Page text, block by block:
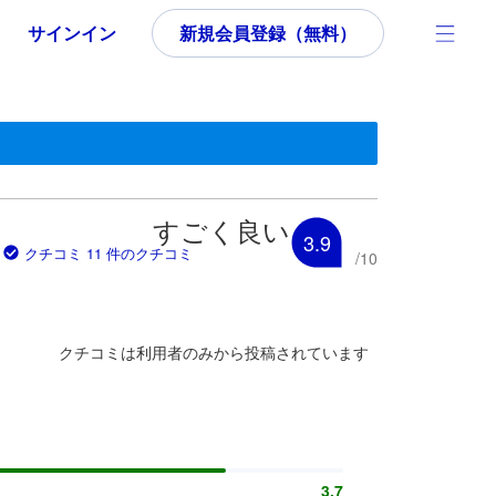
サインイン 新規会員登録（無料）
すごく良い
クチコミ 11 件のクチコミ 3.9
/10
クチコミは利用者のみから投稿されています
3.7